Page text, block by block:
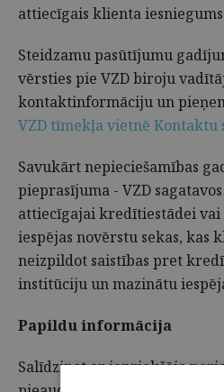
attiecīgais klienta iesniegums
Steidzamu pasūtījumu
vērsties pie VZD biroju
kontaktinformāciju un
VZD tīmekļa vietnē Kontaktu
Savukārt nepieciešamības
pieprasījuma - VZD
attiecīgajai kredītiestādei
iespējas novērstu sekas, kas
neizpildot saistības pret
institūciju un mazinātu
Papildu informācija
Salīdzinot ar iepriekšējo